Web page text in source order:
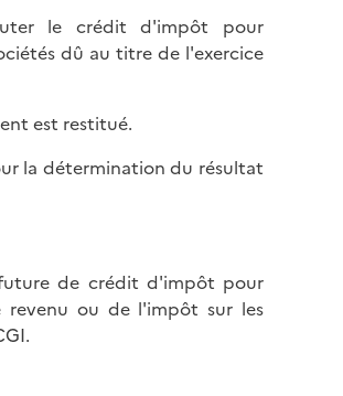
le crédit d'impôt pour
dû au titre de l'exercice
est restitué.
la détermination du résultat
de crédit d'impôt pour
ou de l'impôt sur les